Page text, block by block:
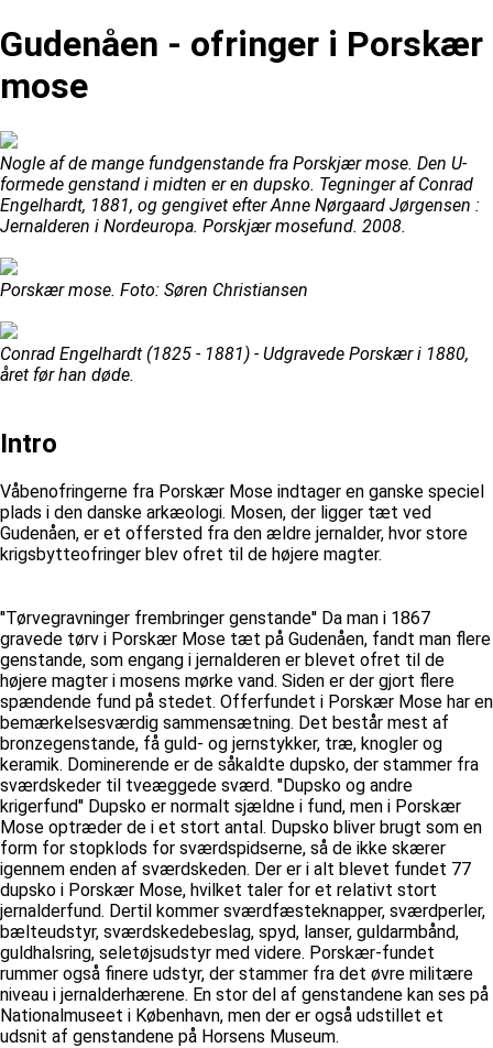
Gudenåen - ofringer i Porskær
mose
Nogle af de mange fundgenstande fra Porskjær mose. Den U-
formede genstand i midten er en dupsko. Tegninger af Conrad
Engelhardt, 1881, og gengivet efter Anne Nørgaard Jørgensen :
Jernalderen i Nordeuropa. Porskjær mosefund. 2008.
Porskær mose. Foto: Søren Christiansen
Conrad Engelhardt (1825 - 1881) - Udgravede Porskær i 1880,
året før han døde.
Intro
Våbenofringerne fra Porskær Mose indtager en ganske speciel
plads i den danske arkæologi. Mosen, der ligger tæt ved
Gudenåen, er et offersted fra den ældre jernalder, hvor store
krigsbytteofringer blev ofret til de højere magter.
''Tørvegravninger frembringer genstande'' Da man i 1867
gravede tørv i Porskær Mose tæt på Gudenåen, fandt man flere
genstande, som engang i jernalderen er blevet ofret til de
højere magter i mosens mørke vand. Siden er der gjort flere
spændende fund på stedet. Offerfundet i Porskær Mose har en
bemærkelsesværdig sammensætning. Det består mest af
bronzegenstande, få guld- og jernstykker, træ, knogler og
keramik. Dominerende er de såkaldte dupsko, der stammer fra
sværdskeder til tveæggede sværd. ''Dupsko og andre
krigerfund'' Dupsko er normalt sjældne i fund, men i Porskær
Mose optræder de i et stort antal. Dupsko bliver brugt som en
form for stopklods for sværdspidserne, så de ikke skærer
igennem enden af sværdskeden. Der er i alt blevet fundet 77
dupsko i Porskær Mose, hvilket taler for et relativt stort
jernalderfund. Dertil kommer sværdfæsteknapper, sværdperler,
bælteudstyr, sværdskedebeslag, spyd, lanser, guldarmbånd,
guldhalsring, seletøjsudstyr med videre. Porskær-fundet
rummer også finere udstyr, der stammer fra det øvre militære
niveau i jernalderhærene. En stor del af genstandene kan ses på
Nationalmuseet i København, men der er også udstillet et
udsnit af genstandene på Horsens Museum.